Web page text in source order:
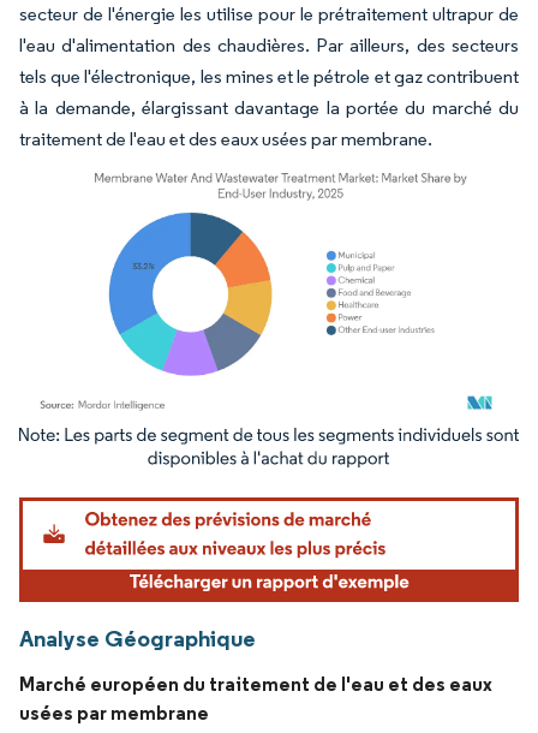
secteur de l'énergie les utilise pour le prétraitement ultrapur de
l'eau d'alimentation des chaudières. Par ailleurs, des secteurs
tels que l'électronique, les mines et le pétrole et gaz contribuent
à la demande, élargissant davantage la portée du marché du
traitement de l'eau et des eaux usées par membrane.
Image © Mordor Intelligence. La réutilisation nécessite une attribution sous CC BY
Analyse Géographique
Marché européen du traitement de l'eau et des eaux
usées par membrane